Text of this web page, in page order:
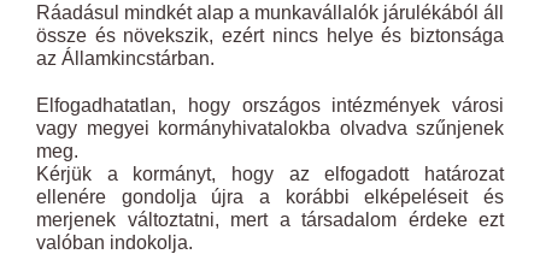
Ráadásul mindkét alap a munkavállalók járulékából áll
össze és növekszik, ezért nincs helye és biztonsága
az Államkincstárban.
Elfogadhatatlan, hogy országos intézmények városi
vagy megyei kormányhivatalokba olvadva szűnjenek
meg.
Kérjük a kormányt, hogy az elfogadott határozat
ellenére gondolja újra a korábbi elképeléseit és
merjenek változtatni, mert a társadalom érdeke ezt
valóban indokolja.